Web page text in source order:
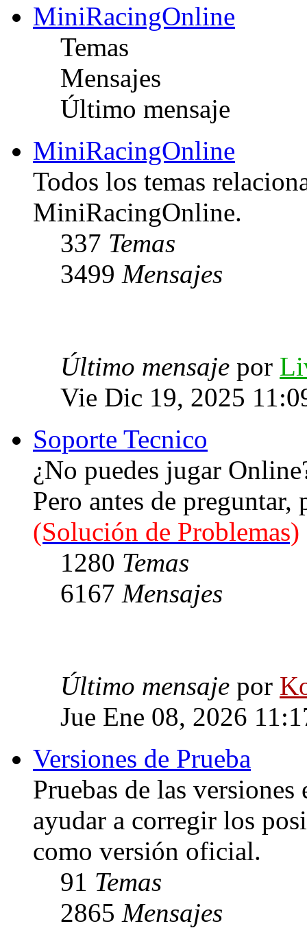
MiniRacingOnline
Temas
Mensajes
Último mensaje
MiniRacingOnline
Todos los temas
MiniRacingOnline.
337 Temas
3499 Mensajes
Último mensaje por
Vie Dic 19, 2025
Soporte Tecnico
¿No puedes jugar
Pero antes de
(Solución de Problemas)
1280 Temas
6167 Mensajes
Último mensaje por
Jue Ene 08, 2026
Versiones de Prueba
Pruebas de las
ayudar a corregir los
como versión oficial.
91 Temas
2865 Mensajes